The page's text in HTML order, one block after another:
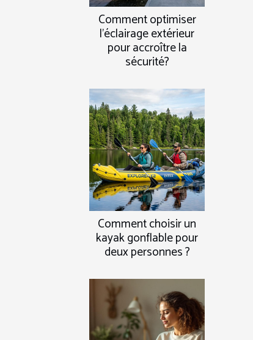
Comment optimiser
l'éclairage extérieur
pour accroître la
sécurité?
Comment choisir un
kayak gonflable pour
deux personnes ?